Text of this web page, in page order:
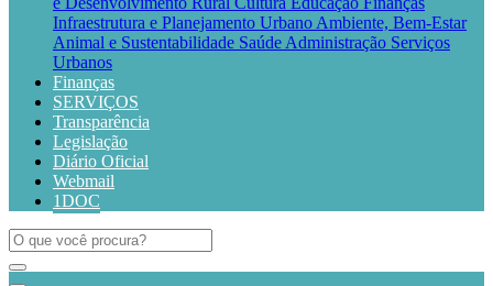
Infraestrutura e Planejamento Urbano Ambiente, Bem-Estar
Animal e Sustentabilidade Saúde Administração Serviços
Urbanos
Finanças
SERVIÇOS
Transparência
Legislação
Diário Oficial
Webmail
1DOC